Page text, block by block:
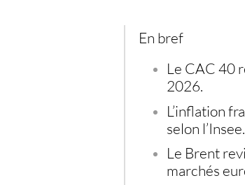
Or, argent et débancarisation :
En bref
Le CAC 40
2026.
L’inflation
selon l’Insee.
Le Brent
marchés